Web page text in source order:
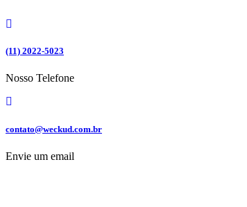
para
conteúdo
(11) 2022-5023
Nosso Telefone
contato@weckud.com.br
Envie um email